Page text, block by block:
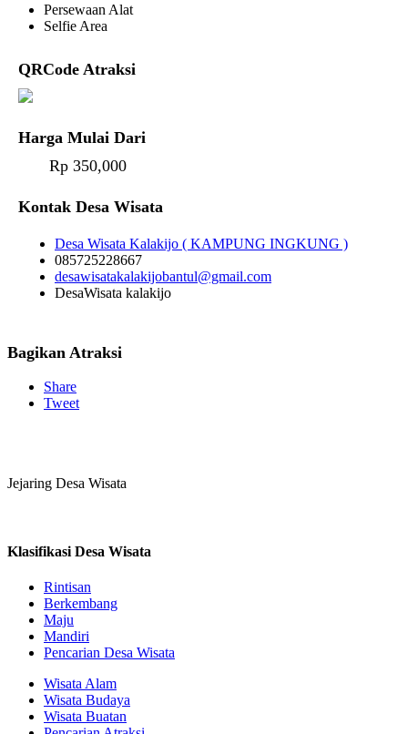
Persewaan Alat
Selfie Area
QRCode Atraksi
Harga Mulai Dari
Rp 350,000
Kontak Desa Wisata
Desa Wisata Kalakijo ( KAMPUNG INGKUNG )
085725228667
desawisatakalakijobantul@gmail.com
DesaWisata kalakijo
Bagikan Atraksi
Share
Tweet
Jejaring Desa Wisata
Klasifikasi Desa Wisata
Rintisan
Berkembang
Maju
Mandiri
Pencarian Desa Wisata
Wisata Alam
Wisata Budaya
Wisata Buatan